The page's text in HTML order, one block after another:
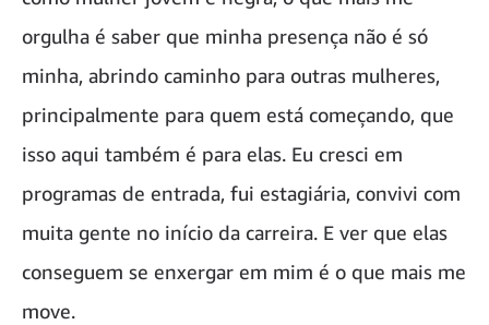
orgulha é saber que minha presença não é só
minha, abrindo caminho para outras mulheres,
principalmente para quem está começando, que
isso aqui também é para elas. Eu cresci em
programas de entrada, fui estagiária, convivi com
muita gente no início da carreira. E ver que elas
conseguem se enxergar em mim é o que mais me
move.